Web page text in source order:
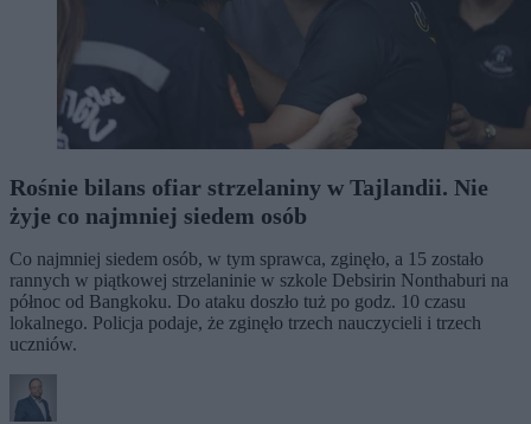
Rośnie bilans ofiar strzelaniny w Tajlandii. Nie
żyje co najmniej siedem osób
Co najmniej siedem osób, w tym sprawca, zginęło, a 15 zostało
rannych w piątkowej strzelaninie w szkole Debsirin Nonthaburi na
północ od Bangkoku. Do ataku doszło tuż po godz. 10 czasu
lokalnego. Policja podaje, że zginęło trzech nauczycieli i trzech
uczniów.